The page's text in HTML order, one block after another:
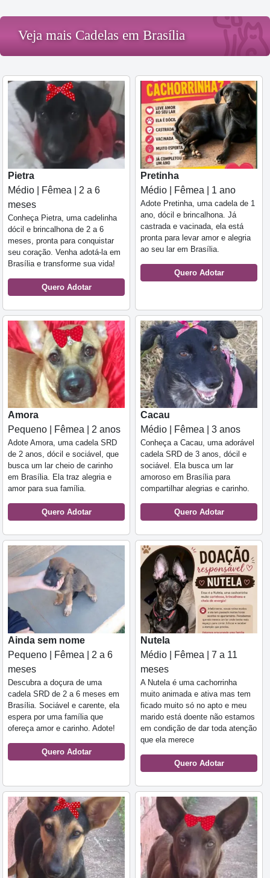
Veja mais Cadelas em Brasília
Pietra
Médio | Fêmea | 2 a 6
meses
Conheça Pietra, uma cadelinha
dócil e brincalhona de 2 a 6
meses, pronta para conquistar
seu coração. Venha adotá-la em
Brasília e transforme sua vida!
Quero Adotar
Pretinha
Médio | Fêmea | 1 ano
Adote Pretinha, uma cadela de 1
ano, dócil e brincalhona. Já
castrada e vacinada, ela está
pronta para levar amor e alegria
ao seu lar em Brasília.
Quero Adotar
Amora
Pequeno | Fêmea | 2 anos
Adote Amora, uma cadela SRD
de 2 anos, dócil e sociável, que
busca um lar cheio de carinho
em Brasília. Ela traz alegria e
amor para sua família.
Quero Adotar
Cacau
Médio | Fêmea | 3 anos
Conheça a Cacau, uma adorável
cadela SRD de 3 anos, dócil e
sociável. Ela busca um lar
amoroso em Brasília para
compartilhar alegrias e carinho.
Quero Adotar
Ainda sem nome
Pequeno | Fêmea | 2 a 6
meses
Descubra a doçura de uma
cadela SRD de 2 a 6 meses em
Brasília. Sociável e carente, ela
espera por uma família que
ofereça amor e carinho. Adote!
Quero Adotar
Nutela
Médio | Fêmea | 7 a 11
meses
A Nutela é uma cachorrinha
muito animada e ativa mas tem
ficado muito só no apto e meu
marido está doente não estamos
em condição de dar toda atenção
que ela merece
Quero Adotar